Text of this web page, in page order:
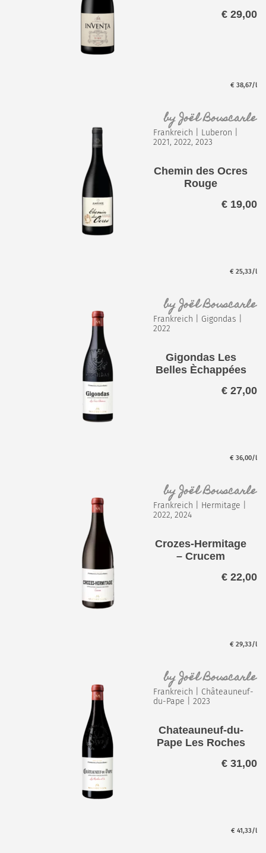
€ 29,00
€ 38,67/l
byJoël Bouscarle
Frankreich Luberon
2021, 2022, 2023
Chemin des Ocres
Rouge
€ 19,00
€ 25,33/l
byJoël Bouscarle
Frankreich Gigondas
2022
Gigondas Les
Belles Èchappées
€ 27,00
€ 36,00/l
byJoël Bouscarle
Frankreich Hermitage
2022, 2024
Crozes-Hermitage
– Crucem
€ 22,00
€ 29,33/l
byJoël Bouscarle
Frankreich
Châteauneuf-
du-Pape |2023
Chateauneuf-du-
Pape Les Roches
€ 31,00
€ 41,33/l